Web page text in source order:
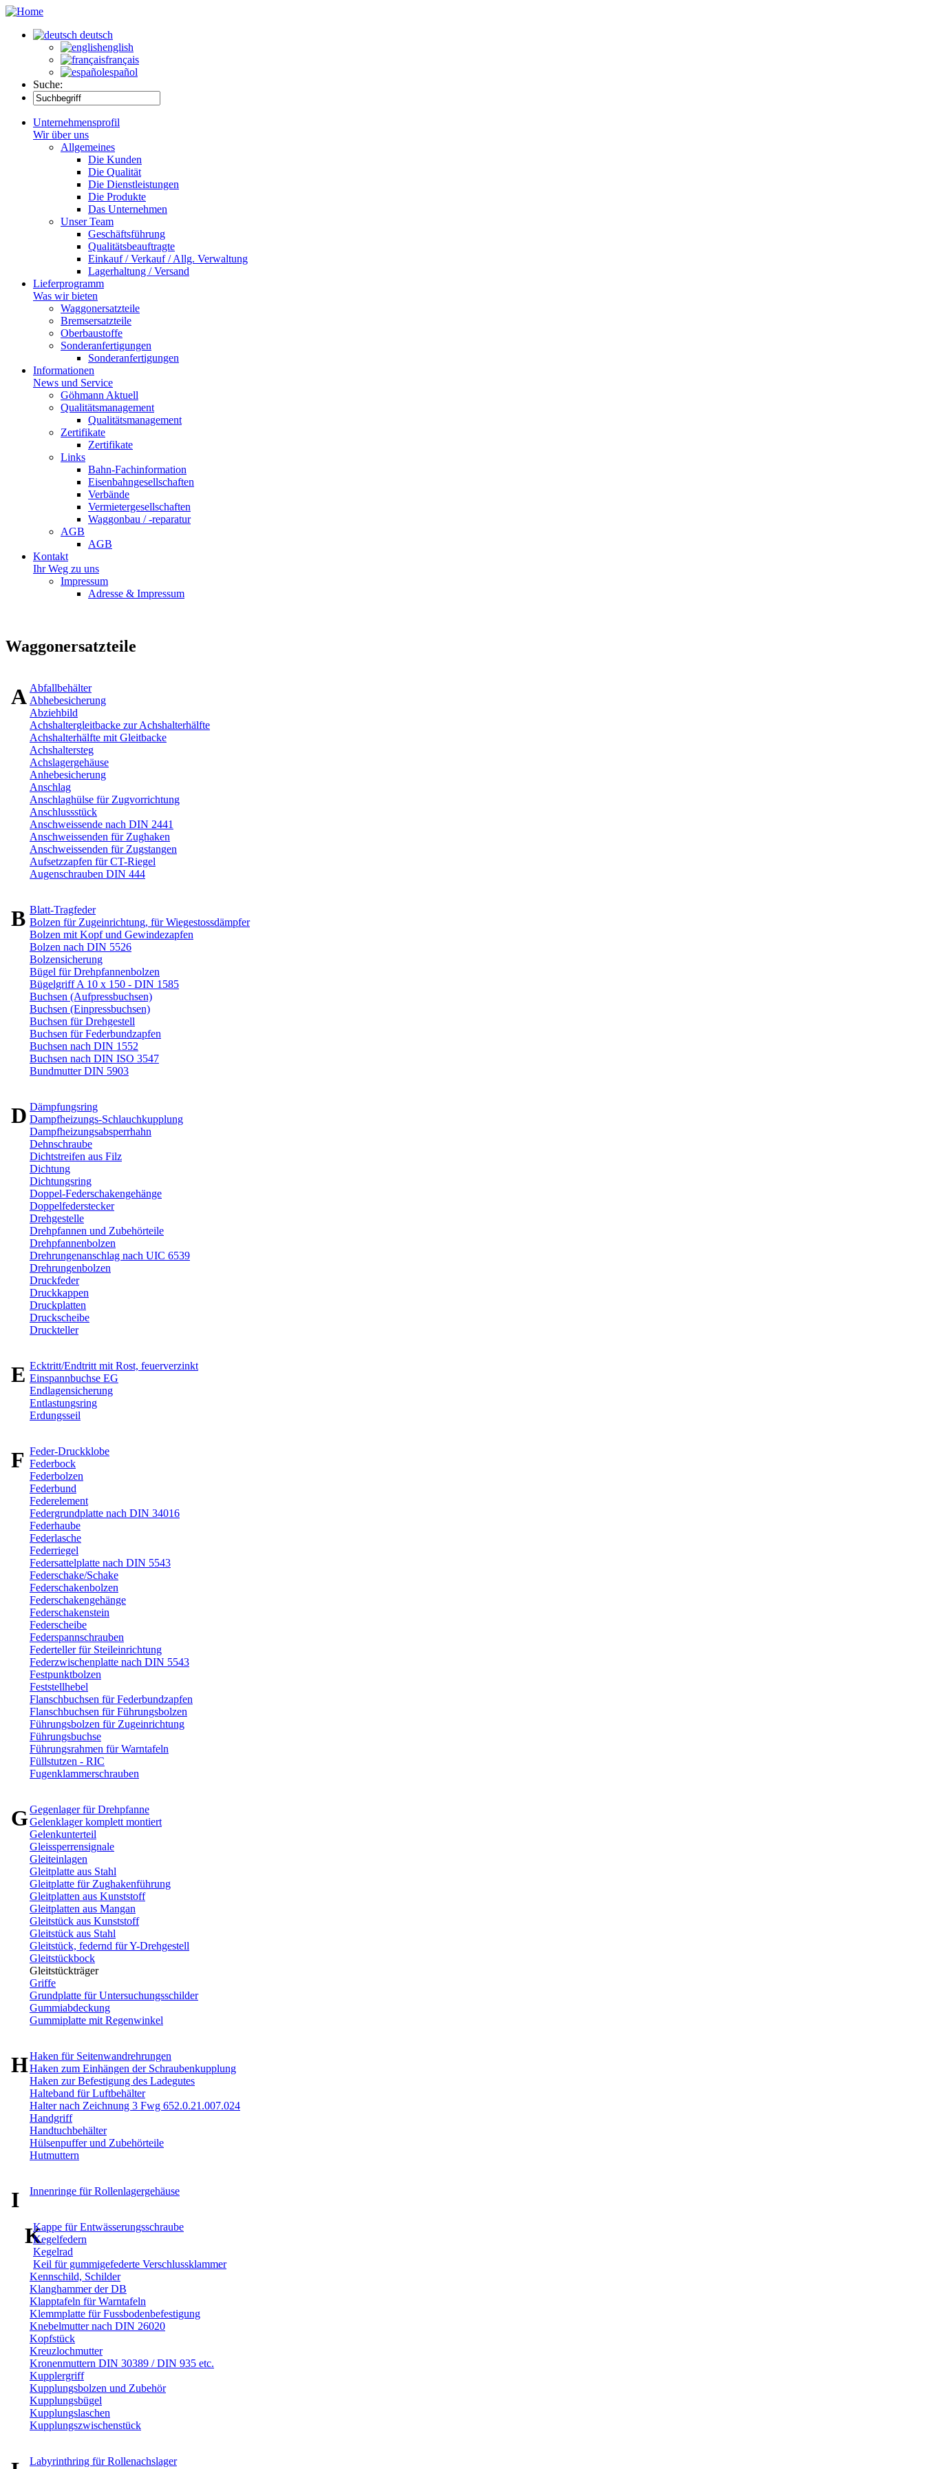
deutsch
english
français
español
Suche:
Unternehmensprofil
Wir über uns
Allgemeines
Die Kunden
Die Qualität
Die Dienstleistungen
Die Produkte
Das Unternehmen
Unser Team
Geschäftsführung
Qualitätsbeauftragte
Einkauf / Verkauf / Allg. Verwaltung
Lagerhaltung / Versand
Lieferprogramm
Was wir bieten
Waggonersatzteile
Bremsersatzteile
Oberbaustoffe
Sonderanfertigungen
Sonderanfertigungen
Informationen
News und Service
Göhmann Aktuell
Qualitätsmanagement
Qualitätsmanagement
Zertifikate
Zertifikate
Links
Bahn-Fachinformation
Eisenbahngesellschaften
Verbände
Vermietergesellschaften
Waggonbau / -reparatur
AGB
AGB
Kontakt
Ihr Weg zu uns
Impressum
Adresse & Impressum
Waggonersatzteile
AAbfallbehälter
Abhebesicherung
Abziehbild
Achshaltergleitbacke zur Achshalterhälfte
Achshalterhälfte mit Gleitbacke
Achshaltersteg
Achslagergehäuse
Anhebesicherung
Anschlag
Anschlaghülse für Zugvorrichtung
Anschlussstück
Anschweissende nach DIN 2441
Anschweissenden für Zughaken
Anschweissenden für Zugstangen
Aufsetzzapfen für CT-Riegel
Augenschrauben DIN 444
BBlatt-Tragfeder
Bolzen für Zugeinrichtung, für Wiegestossdämpfer
Bolzen mit Kopf und Gewindezapfen
Bolzen nach DIN 5526
Bolzensicherung
Bügel für Drehpfannenbolzen
Bügelgriff A 10 x 150 - DIN 1585
Buchsen (Aufpressbuchsen)
Buchsen (Einpressbuchsen)
Buchsen für Drehgestell
Buchsen für Federbundzapfen
Buchsen nach DIN 1552
Buchsen nach DIN ISO 3547
Bundmutter DIN 5903
DDämpfungsring
Dampfheizungs-Schlauchkupplung
Dampfheizungsabsperrhahn
Dehnschraube
Dichtstreifen aus Filz
Dichtung
Dichtungsring
Doppel-Federschakengehänge
Doppelfederstecker
Drehgestelle
Drehpfannen und Zubehörteile
Drehpfannenbolzen
Drehrungenanschlag nach UIC 6539
Drehrungenbolzen
Druckfeder
Druckkappen
Druckplatten
Druckscheibe
Druckteller
EEcktritt/Endtritt mit Rost, feuerverzinkt
Einspannbuchse EG
Endlagensicherung
Entlastungsring
Erdungsseil
FFeder-Druckklobe
Federbock
Federbolzen
Federbund
Federelement
Federgrundplatte nach DIN 34016
Federhaube
Federlasche
Federriegel
Federsattelplatte nach DIN 5543
Federschake/Schake
Federschakenbolzen
Federschakengehänge
Federschakenstein
Federscheibe
Federspannschrauben
Federteller für Steileinrichtung
Federzwischenplatte nach DIN 5543
Festpunktbolzen
Feststellhebel
Flanschbuchsen für Federbundzapfen
Flanschbuchsen für Führungsbolzen
Führungsbolzen für Zugeinrichtung
Führungsbuchse
Führungsrahmen für Warntafeln
Füllstutzen - RIC
Fugenklammerschrauben
GGegenlager für Drehpfanne
Gelenklager komplett montiert
Gelenkunterteil
Gleissperrensignale
Gleiteinlagen
Gleitplatte aus Stahl
Gleitplatte für Zughakenführung
Gleitplatten aus Kunststoff
Gleitplatten aus Mangan
Gleitstück aus Kunststoff
Gleitstück aus Stahl
Gleitstück, federnd für Y-Drehgestell
Gleitstückbock
Gleitstückträger
Griffe
Grundplatte für Untersuchungsschilder
Gummiabdeckung
Gummiplatte mit Regenwinkel
HHaken für Seitenwandrehrungen
Haken zum Einhängen der Schraubenkupplung
Haken zur Befestigung des Ladegutes
Halteband für Luftbehälter
Halter nach Zeichnung 3 Fwg 652.0.21.007.024
Handgriff
Handtuchbehälter
Hülsenpuffer und Zubehörteile
Hutmuttern
I Innenringe für Rollenlagergehäuse
K
Kappe für Entwässerungsschraube
Kegelfedern
Kegelrad
Keil für gummigefederte Verschlussklammer
Kennschild, Schilder
Klanghammer der DB
Klapptafeln für Warntafeln
Klemmplatte für Fussbodenbefestigung
Knebelmutter nach DIN 26020
Kopfstück
Kreuzlochmutter
Kronenmuttern DIN 30389 / DIN 935 etc.
Kupplergriff
Kupplungsbolzen und Zubehör
Kupplungsbügel
Kupplungslaschen
Kupplungszwischenstück
Labyrinthring für Rollenachslager